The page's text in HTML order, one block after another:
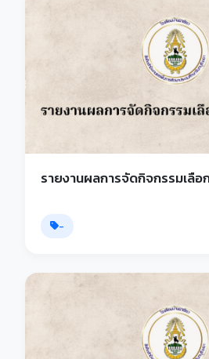
รายงานผลการจัดกิจกรรมเลื
-